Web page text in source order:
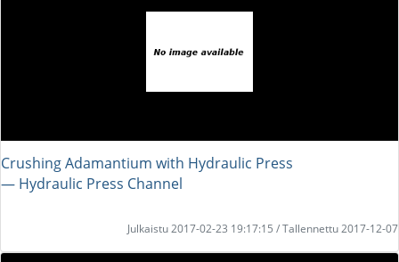
Crushing Adamantium with Hydraulic Press
― Hydraulic Press Channel
Julkaistu 2017-02-23 19:17:15 / Tallennettu 2017-12-07